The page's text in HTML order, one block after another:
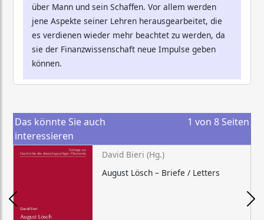
über Mann und sein Schaffen. Vor allem werden
jene Aspekte seiner Lehren herausgearbeitet, die
es verdienen wieder mehr beachtet zu werden, da
sie der Finanzwissenschaft neue Impulse geben
können.
Das könnte Sie auch
interessieren
1 von 8 Seiten
David Bieri (Hg.)
August Lösch – Briefe / Letters